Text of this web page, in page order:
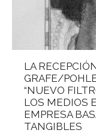
LA
GRAFE/
“NUEVO
LOS MEDIOS
EMPRESA
TANGIBLES